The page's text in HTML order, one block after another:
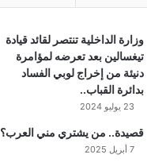
وزارة الداخلية تنتصر لقائد قيادة
تيغسالين بعد تعرضه لمؤامرة
دنيئة من إخراج لوبي الفساد
بدائرة القباب..
23 يوليو 2024
قصيدة.. من يشتري مني العرب؟
7 أبريل 2025